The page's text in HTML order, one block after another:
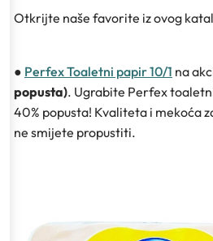
Otkrijte naše favorite iz ovog
● Perfex Toaletni papir 10/1 na
popusta). Ugrabite Perfex
40% popusta! Kvaliteta i mekoća
ne smijete propustiti.